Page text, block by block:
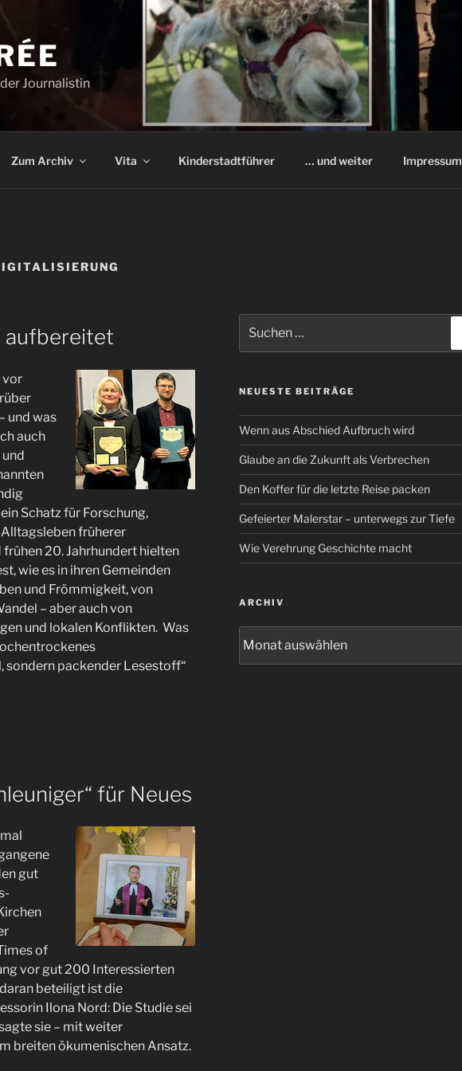
Journalistin
Zum Archiv Vita Kinderstadtführer … und weiter Impressum
aufbereitet
vor
und was
auch
Schatz für Forschung,
früherer
frühen 20. Jahrhundert hielten
wie es in ihren Gemeinden
und Frömmigkeit, von
– aber auch von
und lokalen Konflikten. Was
packender Lesestoff“
für Neues
gut
of
vor gut 200 Interessierten
beteiligt ist die
Ilona Nord: Die Studie sei
sie – mit weiter
breiten ökumenischen Ansatz.
nach:
NEUESTE BEITRÄGE
Wenn aus Abschied Aufbruch wird
Glaube an die Zukunft als Verbrechen
Den Koffer für die letzte Reise packen
Gefeierter Malerstar – unterwegs zur Tiefe
Wie Verehrung Geschichte macht
ARCHIV